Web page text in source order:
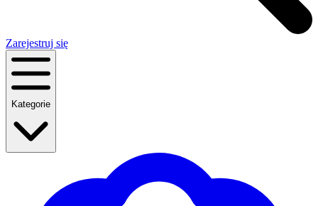
Zarejestruj się
Kategorie